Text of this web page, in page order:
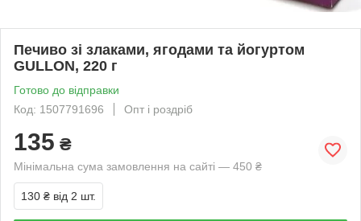
Печиво зі злаками, ягодами та йогуртом
GULLON, 220 г
Готово до відправки
Код: 1507791696
Опт і роздріб
135 ₴
Мінімальна сума замовлення на сайті — 450 ₴
130 ₴ від 2 шт.